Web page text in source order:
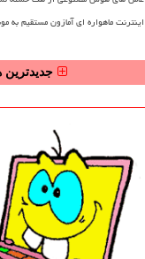
اینترنت ماهواره ای آمازون مستقیم به
جدیدترین